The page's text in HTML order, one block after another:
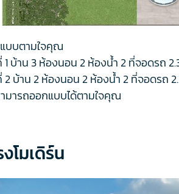
บบตามใจคุณ
1 บ้าน 3 ห้องนอน 2 ห้องน้ำ 2 ที่จอดรถ
2 บ้าน 2 ห้องนอน 2 ห้องน้ำ 2 ที่จอดรถ
มารถออกแบบได้ตามใจคุณ
โมเดิร์น